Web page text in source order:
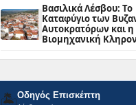
Βασιλικά Λέσβου: Το
Καταφύγιο των
Αυτοκρατόρων και η
Βιομηχανική
🏝️Οδηγός Επισκέπτη